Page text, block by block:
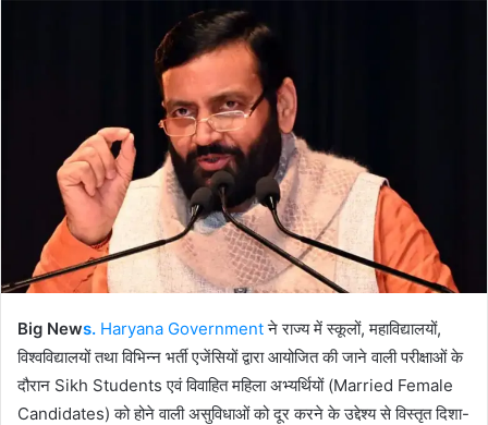
Big News. Haryana Governmentने राज्य में स्कूलों, महाविद्यालयों,
विश्वविद्यालयों तथा विभिन्न भर्ती एजेंसियों द्वारा आयोजित की जाने वाली परीक्षाओं के
दौरान Sikh Students एवं विवाहित महिला अभ्यर्थियों (Married Female
Candidates) को होने वाली असुविधाओं को दूर करने के उद्देश्य से विस्तृत दिशा-